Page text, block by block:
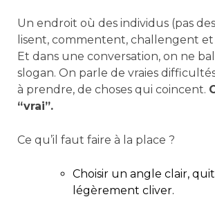
Un endroit où des individus (pas
lisent, commentent, challengent
Et dans une conversation, on ne
slogan. On parle de vraies
à prendre, de choses qui coincent.
“vrai”.
Ce qu’il faut faire à la place ?
Choisir un angle clair,
légèrement cliver.